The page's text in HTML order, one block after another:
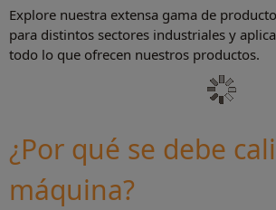
Explore nuestra extensa gama de
para distintos sectores industriales y
todo lo que ofrecen nuestros productos.
¿Por qué se debe
máquina?